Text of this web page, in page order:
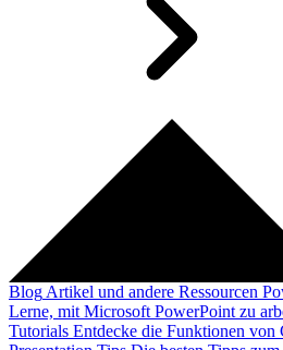
Blog Artikel und andere Ressourcen
Lerne, mit Microsoft PowerPoint zu
Tutorials Entdecke die Funktionen von